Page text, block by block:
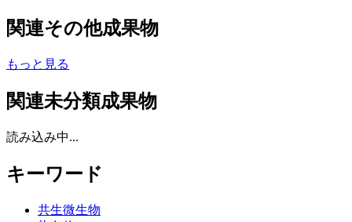
関連その他成果物
もっと見る
関連未分類成果物
読み込み中...
キーワード
共生微生物